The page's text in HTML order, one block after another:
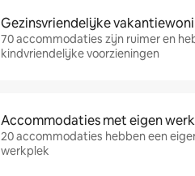
Gezinsvriendelijke
70 accommodaties zijn ruimer en
kindvriendelijke voorzieningen
Accommodaties met eigen
20 accommodaties hebben een
werkplek